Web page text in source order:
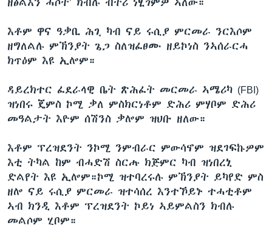
እቶም ዋና ዓቃቢ ሕጊ ካብ ናይ ሩሲያ ምርመራ ንርእሶም
ዘግለልሉ ምኽንያት ጌጋ ስለዝፈፀሙ ዘይኮነስ ንኣሰራርሓ
ክጥዕም እዩ ኢሎም።
ዳይረክተር ፈደራላዊ ቤት ጽሕፈት መርመራ ኣሜሪካ (FBI)
ዝነበሩ ጄምስ ኮሚ ቃለ ምስክርነቶም ድሕሪ ምሃቦም ድሕሪ
መዓልታት እዮም ሰሽንስ ቃሎም ዝህቡ ዘለው።
እቶም ፕረዝደንት ንኮሚ ንምብራር ምውሳኖም ዝደገፍኩዎም
እቲ ትካል ከም ብሓድሽ ስርሑ ክጅምር ካብ ዝነበረኒ
ድልየት እዩ ኢሎም።ኮሚ ዝተባረሩሉ ምኽንያት ይካየድ ምስ
ዘሎ ናይ ሩሲያ ምርመራ ዝተሳሰረ እንተኾይኑ ተሓቲቶም
ኣብ ክንዲ እቶም ፕረዝደንት ኮይነ ኣይምልስን ክብሉ
መልሶም ሂቦም።